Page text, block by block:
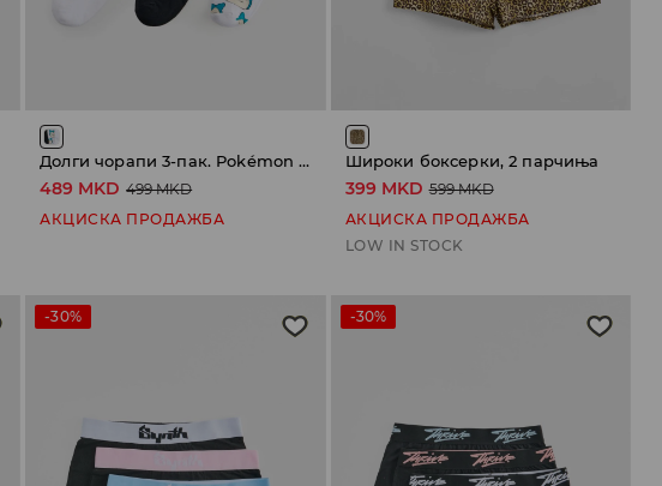
Долги чорапи 3-пак. Pokémon Snorlax
489 MKD 499 MKD
АКЦИСКА ПРОДАЖБА
Широки боксерки, 2 парчиња
399 MKD 599 MKD
АКЦИСКА ПРОДАЖБА
LOW IN STOCK
-30% -30%